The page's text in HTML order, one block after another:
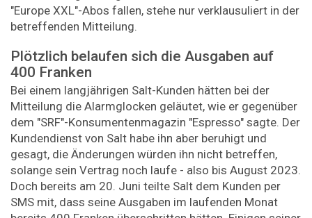
"Europe XXL"-Abos fallen, stehe nur verklausuliert in der
betreffenden Mitteilung.
Plötzlich belaufen sich die Ausgaben auf
400 Franken
Bei einem langjährigen Salt-Kunden hätten bei der
Mitteilung die Alarmglocken geläutet, wie er gegenüber
dem "SRF"-Konsumentenmagazin "Espresso" sagte. Der
Kundendienst von Salt habe ihn aber beruhigt und
gesagt, die Änderungen würden ihn nicht betreffen,
solange sein Vertrag noch laufe - also bis August 2023.
Doch bereits am 20. Juni teilte Salt dem Kunden per
SMS mit, dass seine Ausgaben im laufenden Monat